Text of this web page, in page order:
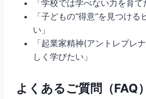
「学校では学べない力を育て
「子どもの“得意”を見つける
い」
「起業家精神(アントレプレ
しく学びたい」
よくあるご質問（FAQ）